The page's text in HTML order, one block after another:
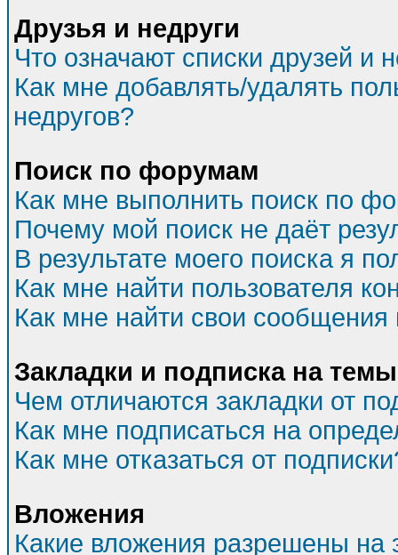
Друзья и недруги
Что означают списки друзей и
Как мне добавлять/удалять
недругов?
Поиск по форумам
Как мне выполнить поиск по
Почему мой поиск не даёт
В результате моего поиска я
Как мне найти пользователя
Как мне найти свои
Закладки и подписка на темы
Чем отличаются закладки от
Как мне подписаться на
Как мне отказаться от
Вложения
Какие вложения разрешены на